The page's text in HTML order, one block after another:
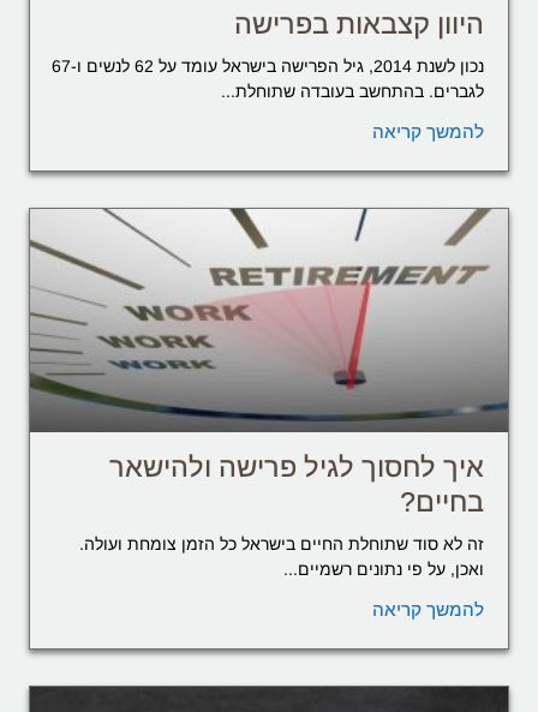
היוון קצבאות בפרישה
נכון לשנת 2014, גיל הפרישה בישראל עומד על 62 לנשים ו-67
לגברים. בהתחשב בעובדה שתוחלת...
להמשך קריאה
איך לחסוך לגיל פרישה ולהישאר
בחיים?
זה לא סוד שתוחלת החיים בישראל כל הזמן צומחת ועולה.
ואכן, על פי נתונים רשמיים...
להמשך קריאה